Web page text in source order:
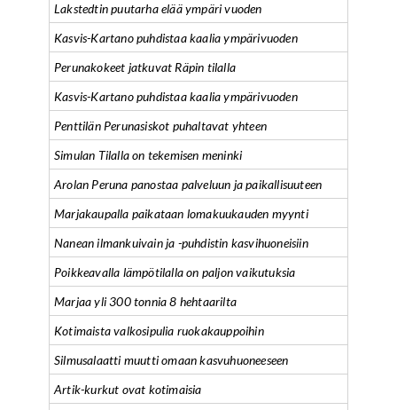
Lakstedtin puutarha elää ympäri vuoden
Kasvis-Kartano puhdistaa kaalia ympärivuoden
Perunakokeet jatkuvat Räpin tilalla
Kasvis-Kartano puhdistaa kaalia ympärivuoden
Penttilän Perunasiskot puhaltavat yhteen
Simulan Tilalla on tekemisen meninki
Arolan Peruna panostaa palveluun ja paikallisuuteen
Marjakaupalla paikataan lomakuukauden myynti
Nanean ilmankuivain ja -puhdistin kasvihuoneisiin
Poikkeavalla lämpötilalla on paljon vaikutuksia
Marjaa yli 300 tonnia 8 hehtaarilta
Kotimaista valkosipulia ruokakauppoihin
Silmusalaatti muutti omaan kasvuhuoneeseen
Artik-kurkut ovat kotimaisia